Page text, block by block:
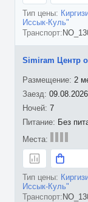
Иссык-Куль"
7
Simiram Центр
2
Без
Иссык-Куль"